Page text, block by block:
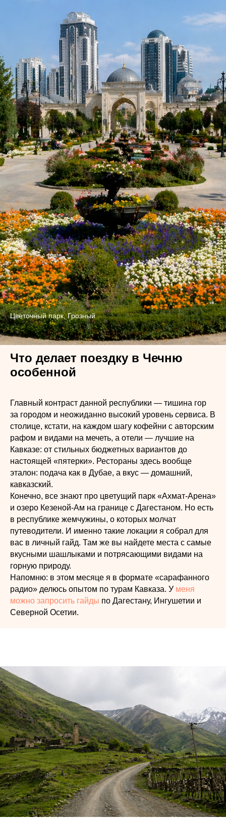
Цветочный парк, Грозный
Что делает поездку в Чечню
особенной
Главный контраст данной республики — тишина гор
за городом и неожиданно высокий уровень сервиса. В
столице, кстати, на каждом шагу кофейни с авторским
рафом и видами на мечеть, а отели — лучшие на
Кавказе: от стильных бюджетных вариантов до
настоящей «пятерки». Рестораны здесь вообще
эталон: подача как в Дубае, а вкус — домашний,
кавказский.
Конечно, все знают про цветущий парк «Ахмат-Арена»
и озеро Кезеной-Ам на границе с Дагестаном. Но есть
в республике жемчужины, о которых молчат
путеводители. И именно такие локации я собрал для
вас в личный гайд. Там же вы найдете места с самые
вкусными шашлыками и потрясающими видами на
горную природу.
Напомню: в этом месяце я в формате «сарафанного
радио» делюсь опытом по турам Кавказа. У меня
можно запросить гайды по Дагестану, Ингушетии и
Северной Осетии.